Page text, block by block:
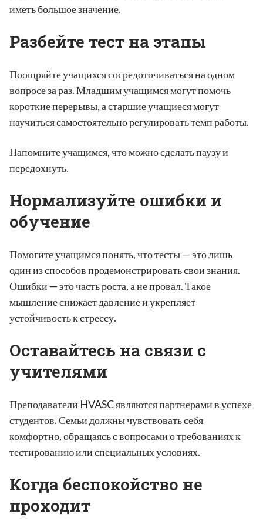
иметь большое значение.
Разбейте тест на этапы
Поощряйте учащихся сосредоточиваться на одном
вопросе за раз. Младшим учащимся могут помочь
короткие перерывы, а старшие учащиеся могут
научиться самостоятельно регулировать темп работы.
Напомните учащимся, что можно сделать паузу и
передохнуть.
Нормализуйте ошибки и
обучение
Помогите учащимся понять, что тесты — это лишь
один из способов продемонстрировать свои знания.
Ошибки — это часть роста, а не провал. Такое
мышление снижает давление и укрепляет
устойчивость к стрессу.
Оставайтесь на связи с
учителями
Преподаватели HVASC являются партнерами в успехе
студентов. Семьи должны чувствовать себя
комфортно, обращаясь с вопросами о требованиях к
тестированию или специальных условиях.
Когда беспокойство не
проходит